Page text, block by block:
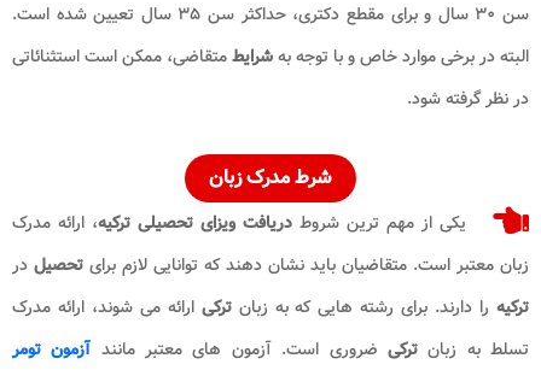
سن ۳۰ سال و برای مقطع دکتری، حداکثر سن ۳۵ سال تعیین شده است.
البته در برخی موارد خاص و با توجه بهشرایطمتقاضی، ممکن است استثنائاتی
در نظر گرفته شود.
شرط مدرک زبان
یکی از مهم ترین شروط دریافت ویزای تحصیلی ترکیه، ارائه مدرک
زبان معتبر است. متقاضیان باید نشان دهند که توانایی لازم برای تحصیل در
ترکیه را دارند. برای رشته هایی که به زبانترکیارائه می شوند، ارائه مدرک
تسلط به زبانترکی ضروری است. آزمون های معتبر مانند آزمون تومر